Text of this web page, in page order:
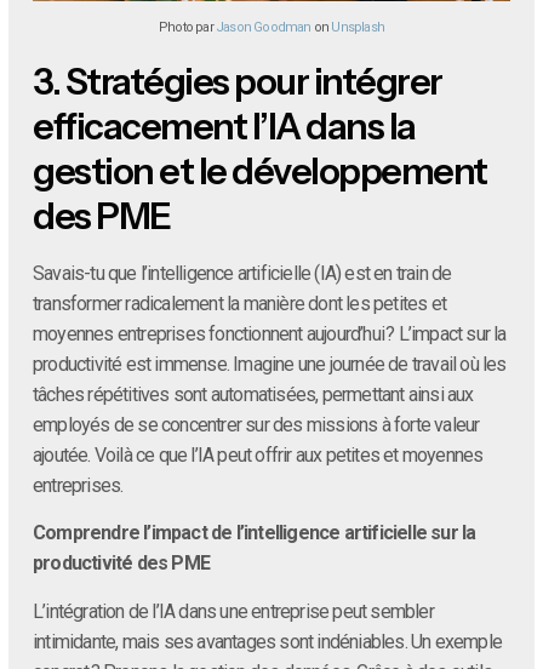
Photo parJason Goodman on Unsplash
3.Stratégies pour intégrer
efficacement l’IA dans la
gestion et le développement
des PME
Savais-tu que l’intelligence artificielle (IA) est en train de
transformer radicalement la manière dont les petites et
moyennes entreprises fonctionnent aujourd’hui ? L’impact sur la
productivité est immense. Imagine une journée de travail où les
tâches répétitives sont automatisées, permettant ainsi aux
employés de se concentrer sur des missions à forte valeur
ajoutée. Voilà ce que l’IA peut offrir aux petites et moyennes
entreprises.
Comprendre l’impact de l’intelligence artificielle sur la
productivité des PME
L’intégration de l’IA dans une entreprise peut sembler
intimidante, mais ses avantages sont indéniables. Un exemple